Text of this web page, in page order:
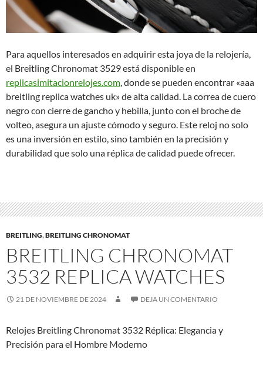
Para aquellos interesados en adquirir esta joya de la relojería,
el Breitling Chronomat 3529 está disponible en
replicasimitacionrelojes.com, donde se pueden encontrar «aaa
breitling replica watches uk» de alta calidad. La correa de cuero
negro con cierre de gancho y hebilla, junto con el broche de
volteo, asegura un ajuste cómodo y seguro. Este reloj no solo
es una inversión en estilo, sino también en la precisión y
durabilidad que solo una réplica de calidad puede ofrecer.
BREITLING,BREITLING CHRONOMAT
BREITLING CHRONOMAT
3532 REPLICA WATCHES
21 DE NOVIEMBRE DE 2024 DEJA UN COMENTARIO
Relojes Breitling Chronomat 3532 Réplica: Elegancia y
Precisión para el Hombre Moderno